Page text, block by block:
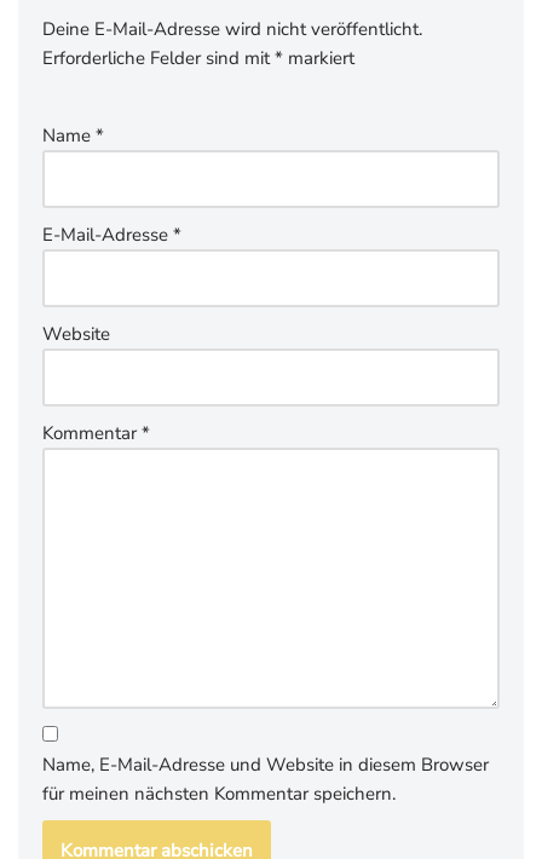
Deine E-Mail-Adresse wird nicht veröffentlicht.
Erforderliche Felder sind mit* markiert
Name *
E-Mail-Adresse *
Website
Kommentar*
Name, E-Mail-Adresse und Website in diesem Browser
für meinen nächsten Kommentar speichern.